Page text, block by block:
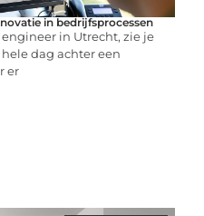
in bedrijfsprocessen
in Utrecht, zie je
dag achter een
er